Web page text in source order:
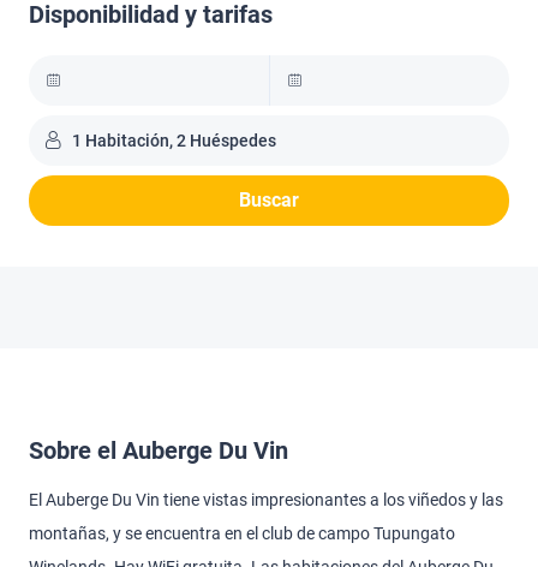
Disponibilidad y tarifas
1 Habitación, 2 Huéspedes
Buscar
Sobre el Auberge Du Vin
El Auberge Du Vin tiene vistas impresionantes a los viñedos y las
montañas, y se encuentra en el club de campo Tupungato